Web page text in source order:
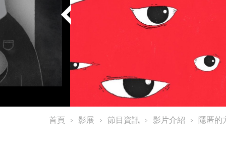
首頁 影展 節目資訊 影片介紹 隱匿的